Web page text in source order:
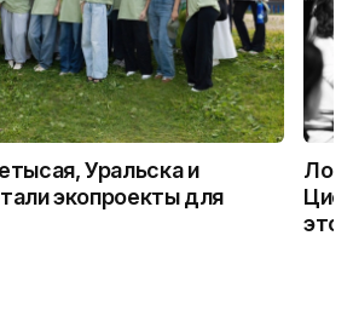
Уральска и
экопроекты для
это